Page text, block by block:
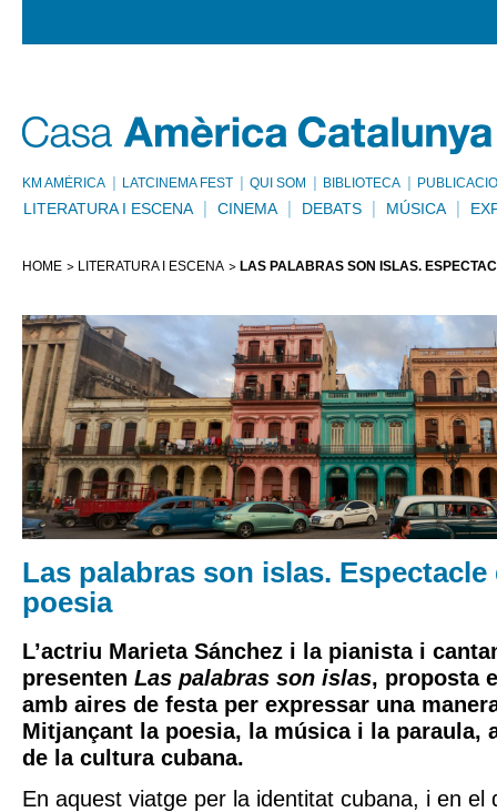
KM AMÈRICA LATCINEMA FEST QUI SOM BIBLIOTECA
LITERATURA I ESCENA CINEMA DEBATS MÚSICA
HOME LITERATURA I ESCENA LAS PALABRAS SON ISLAS.
Las palabras son islas.
poesia
L’actriu Marieta Sánchez i la pianista i
presenten Las palabras son islas, proposta
amb aires de festa per expressar una
Mitjançant la poesia, la música i la paraula,
de la cultura cubana.
En aquest viatge per la identitat cubana, i en el